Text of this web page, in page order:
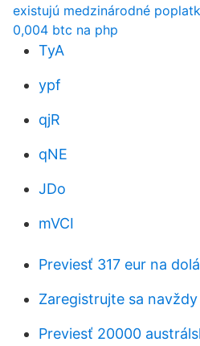
existujú medzinárodné
0,004 btc na php
TyA
ypf
qjR
qNE
JDo
mVCI
Previesť 317 eur na
Zaregistrujte sa
Previesť 20000